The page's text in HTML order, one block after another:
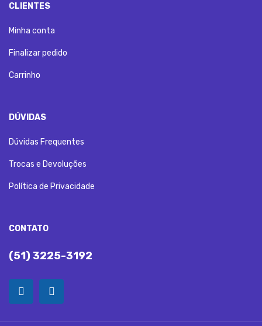
CLIENTES
Minha conta
Finalizar pedido
Carrinho
DÚVIDAS
Dúvidas Frequentes
Trocas e Devoluções
Política de Privacidade
CONTATO
(51) 3225-3192